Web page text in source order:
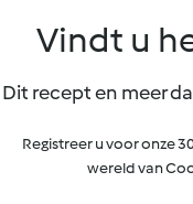
Vindt u
Dit recept en meer
Registreer u voor onze
wereld van